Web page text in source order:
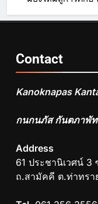
Contact
Kanoknapas
กนกนภัส กันตภาพั
Address
61 ประชานิเวศน์ 3
ถ.สามัคคี ต.ท่าทรา